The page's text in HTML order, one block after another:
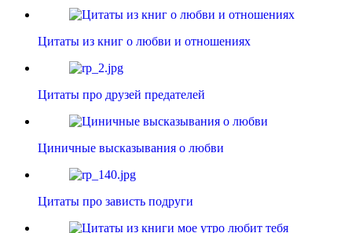
Цитаты из книг о любви и отношениях
Цитаты про друзей предателей
Циничные высказывания о любви
Цитаты про зависть подруги